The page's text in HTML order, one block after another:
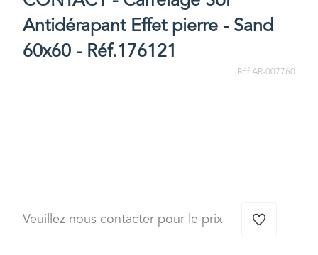
Antidérapant Effet pierre - Sand
60x60 - Réf.176121
Réf AR-007760
Veuillez nous contacter pour le prix